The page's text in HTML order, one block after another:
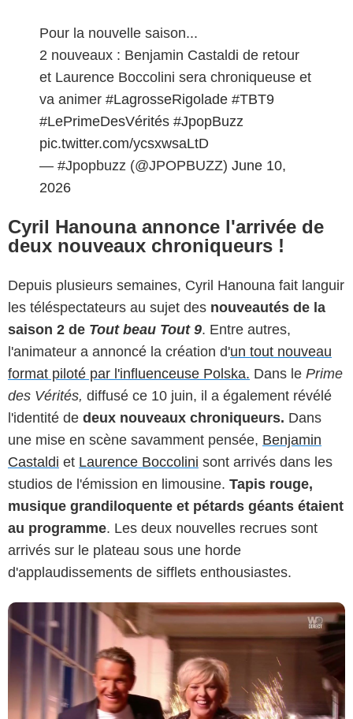
Pour la nouvelle saison...
2 nouveaux : Benjamin Castaldi de retour
et Laurence Boccolini sera chroniqueuse et
va animer #LagrosseRigolade #TBT9
#LePrimeDesVérités #JpopBuzz
pic.twitter.com/ycsxwsaLtD
— #Jpopbuzz (@JPOPBUZZ) June 10,
2026
Cyril Hanouna annonce l'arrivée de
deux nouveaux chroniqueurs !
Depuis plusieurs semaines, Cyril Hanouna fait languir
les téléspectateurs au sujet des nouveautés de la
saison 2 de Tout beau Tout 9. Entre autres,
l'animateur a annoncé la création d'un tout nouveau
format piloté par l'influenceuse Polska. Dans le Prime
des Vérités, diffusé ce 10 juin, il a également révélé
l'identité de deux nouveaux chroniqueurs. Dans
une mise en scène savamment pensée, Benjamin
Castaldi et Laurence Boccolini sont arrivés dans les
studios de l'émission en limousine. Tapis rouge,
musique grandiloquente et pétards géants étaient
au programme. Les deux nouvelles recrues sont
arrivés sur le plateau sous une horde
d'applaudissements de sifflets enthousiastes.
Capture d'écran W9 / TBT9